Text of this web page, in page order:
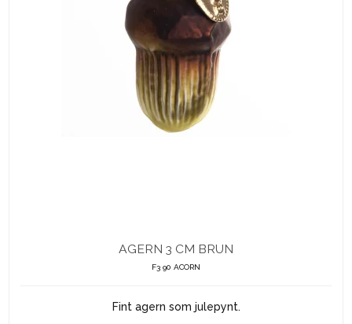
AGERN 3 CM BRUN
F3 90 ACORN
Fint agern som julepynt.